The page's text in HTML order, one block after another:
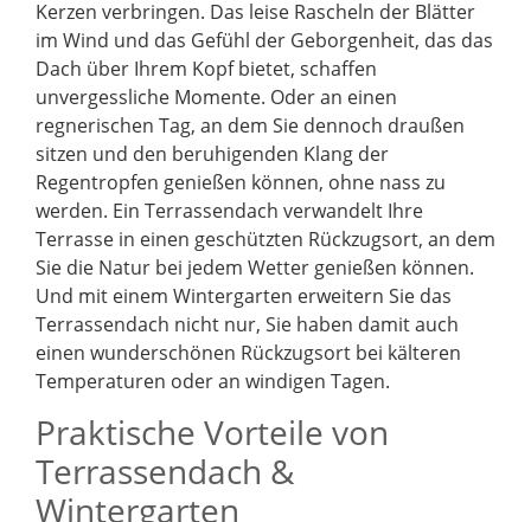
Kerzen verbringen. Das leise Rascheln der Blätter
im Wind und das Gefühl der Geborgenheit, das das
Dach über Ihrem Kopf bietet, schaffen
unvergessliche Momente. Oder an einen
regnerischen Tag, an dem Sie dennoch draußen
sitzen und den beruhigenden Klang der
Regentropfen genießen können, ohne nass zu
werden. Ein Terrassendach verwandelt Ihre
Terrasse in einen geschützten Rückzugsort, an dem
Sie die Natur bei jedem Wetter genießen können.
Und mit einem Wintergarten erweitern Sie das
Terrassendach nicht nur, Sie haben damit auch
einen wunderschönen Rückzugsort bei kälteren
Temperaturen oder an windigen Tagen.
Praktische Vorteile von
Terrassendach &
Wintergarten